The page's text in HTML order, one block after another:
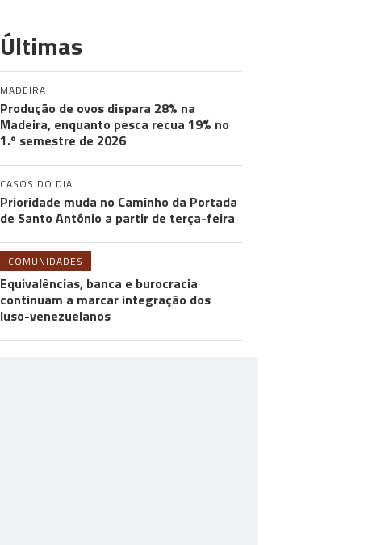
Últimas
MADEIRA
Produção de ovos dispara 28% na
Madeira, enquanto pesca recua 19% no
1.º semestre de 2026
CASOS DO DIA
Prioridade muda no Caminho da Portada
de Santo António a partir de terça-feira
COMUNIDADES
Equivalências, banca e burocracia
continuam a marcar integração dos
luso-venezuelanos